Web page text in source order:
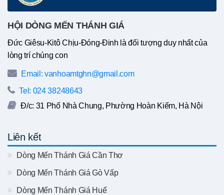
HỘI DÒNG MẾN THÁNH GIÁ
Đức Giêsu-Kitô Chịu-Đóng-Đinh là đối tượng duy nhất của
lòng trí chúng con
Email: vanhoamtghn@gmail.com
Tel: 024 38248643
Đ/c: 31 Phố Nhà Chung, Phường Hoàn Kiếm, Hà Nội
Liên kết
Dòng Mến Thánh Giá Cần Thơ
Dòng Mến Thánh Giá Gò Vấp
Dòng Mến Thánh Giá Huế